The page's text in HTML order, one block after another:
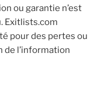
ou garantie n’est
Exitlists.com
pour des pertes ou
de l’information